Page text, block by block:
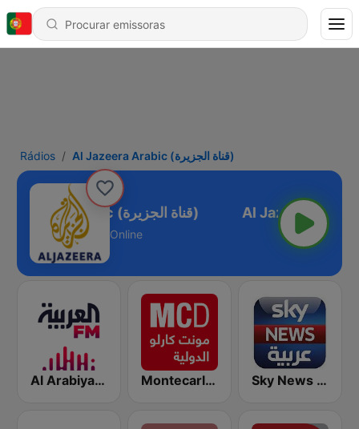
Rádios Al Jazeera Arabic (قناة الجزيرة)
Al Jazeera Arabic (قناة الجزيرة)
Online
Al Arabiya (العربية FM) Montecarlo al doualiya (مونت كارلو الدولية) Sky News Arabia (سكاي نيوز عربية)